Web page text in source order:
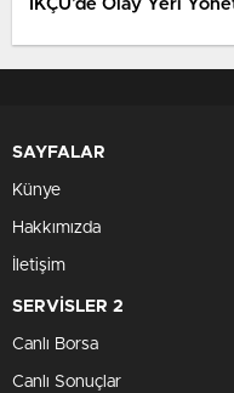
İKÇÜ’de Olay Yeri
SAYFALAR
Künye
Hakkımızda
İletişim
SERVİSLER 2
Canlı Borsa
Canlı Sonuçlar